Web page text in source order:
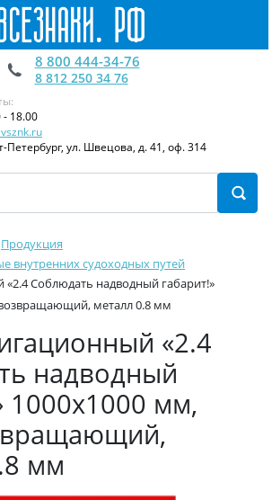
8 800 444-34-76
8 812 250 34 76
18.00
Петербург, ул. Швецова, д. 41, оф. 314
Продукция
внутренних судоходных путей
Соблюдать надводный габарит!»
металл 0.8 мм
«2.4
надводный
1000х1000 мм,
мм